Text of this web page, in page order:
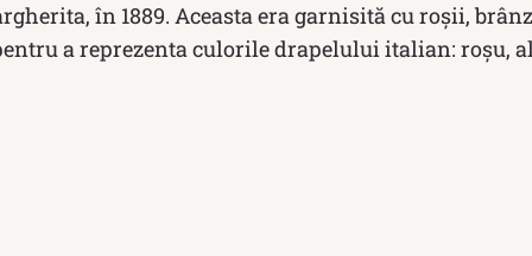
în 1889. Aceasta era garnisită cu roșii,
a reprezenta culorile drapelului italian: roșu,